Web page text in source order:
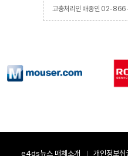
고충처리인 배종인 02-
e4ds뉴스 매체소개 개인정보취